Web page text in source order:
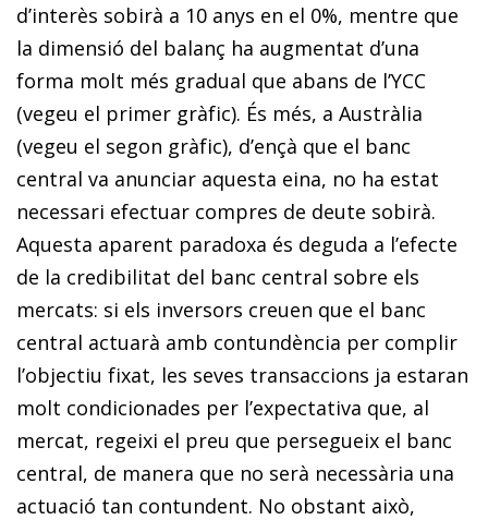
d’interès sobirà a 10 anys en el 0%, mentre que
la dimensió del balanç ha augmentat d’una
forma molt més gradual que abans de l’YCC
(vegeu el primer gràfic). És més, a Austràlia
(vegeu el segon gràfic), d’ençà que el banc
central va anunciar aquesta eina, no ha estat
necessari efectuar compres de deute sobirà.
Aquesta aparent paradoxa és deguda a l’efecte
de la credibilitat del banc central sobre els
mercats: si els inversors creuen que el banc
central actuarà amb contundència per complir
l’objectiu fixat, les seves transaccions ja estaran
molt condicionades per l’expectativa que, al
mercat, regeixi el preu que persegueix el banc
central, de manera que no serà necessària una
actuació tan contundent. No obstant això,